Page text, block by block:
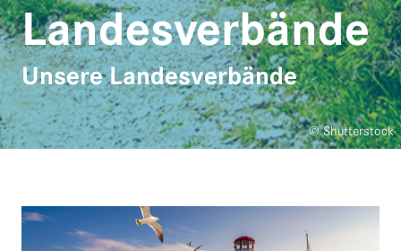
Landes­verbände
Unsere Landesverbände
© Shutterstock